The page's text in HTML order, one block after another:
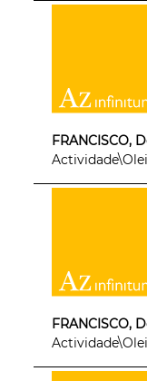
FRANCISCO,
FRANCISCO,